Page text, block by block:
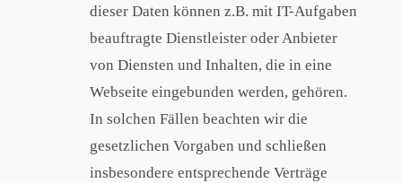
dieser Daten können z.B. mit IT-Aufgaben
beauftragte Dienstleister oder Anbieter
von Diensten und Inhalten, die in eine
Webseite eingebunden werden, gehören.
In solchen Fällen beachten wir die
gesetzlichen Vorgaben und schließen
insbesondere entsprechende Verträge